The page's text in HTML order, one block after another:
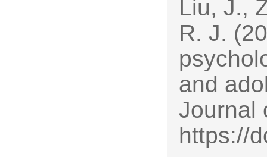
Liu, J.,
R. J.
and
Journal
https://